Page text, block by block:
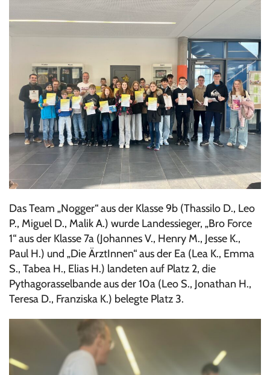
Das Team „Nogger“ aus der Klasse 9b (Thassilo D., Leo
P., Miguel D., Malik A.) wurde Landessieger, „Bro Force
1“ aus der Klasse 7a (Johannes V., Henry M., Jesse K.,
Paul H.) und „Die ÄrztInnen“ aus der Ea (Lea K., Emma
S., Tabea H., Elias H.) landeten auf Platz 2, die
Pythagorasselbande aus der 10a (Leo S., Jonathan H.,
Teresa D., Franziska K.) belegte Platz 3.